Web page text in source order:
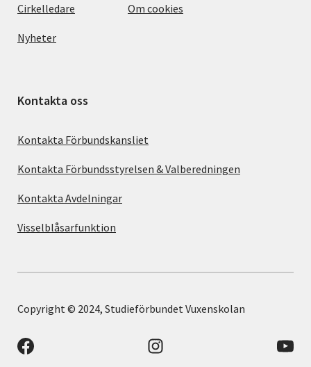
Cirkelledare
Nyheter
Om cookies
Kontakta oss
Kontakta Förbundskansliet
Kontakta Förbundsstyrelsen & Valberedningen
Kontakta Avdelningar
Visselblåsarfunktion
Copyright © 2024, Studieförbundet Vuxenskolan